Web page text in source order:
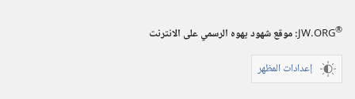
الدراسية)‏
JW.ORG®
:‏ موقع شهود يهوه الرسمي على الانترنت
إعدادات المظهر